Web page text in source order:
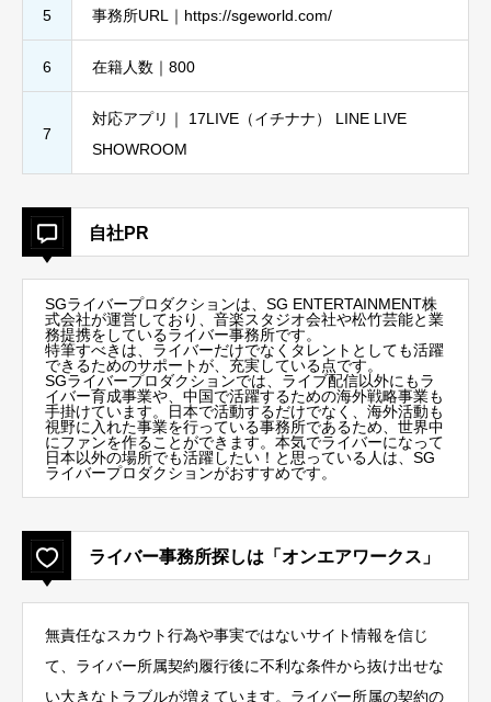
5 事務所URL｜https://sgeworld.com/
6 在籍人数｜800
7
対応アプリ｜ 17LIVE（イチナナ） LINE LIVE
SHOWROOM
自社PR
SGライバープロダクションは、SG ENTERTAINMENT株
式会社が運営しており、音楽スタジオ会社や松竹芸能と業
務提携をしているライバー事務所です。
特筆すべきは、ライバーだけでなくタレントとしても活躍
できるためのサポートが、充実している点です。
SGライバープロダクションでは、ライブ配信以外にもラ
イバー育成事業や、中国で活躍するための海外戦略事業も
手掛けています。日本で活動するだけでなく、海外活動も
視野に入れた事業を行っている事務所であるため、世界中
にファンを作ることができます。本気でライバーになって
日本以外の場所でも活躍したい！と思っている人は、SG
ライバープロダクションがおすすめです。
ライバー事務所探しは「オンエアワークス」
無責任なスカウト行為や事実ではないサイト情報を信じ
て、ライバー所属契約履行後に不利な条件から抜け出せな
い大きなトラブルが増えています。ライバー所属の契約の